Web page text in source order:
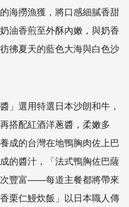
海撈漁獲，將口感細膩香甜
油香煎至外酥內嫩，與奶香
彿夏天的藍色大海與白色沙
」選用特選日本沙朗和牛，
搭配紅酒洋蔥醬，柔嫩多
成的台灣在地鴨胸肉佐上巴
的醬汁，「法式鴨胸佐巴薩
豐富——每道主餐都將帶來
栗仁鰻炊飯」以日本職人傳